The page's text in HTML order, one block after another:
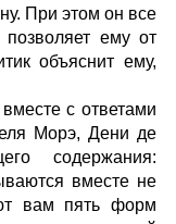
При этом он все
ему от
объяснит ему,
с ответами
Морэ, Дени де
содержания:
вместе не
вам пять форм